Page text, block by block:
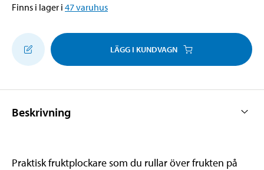
Finns i lager i 47varuhus
LÄGG I KUNDVAGN
Beskrivning
Praktisk fruktplockare som du rullar över frukten på